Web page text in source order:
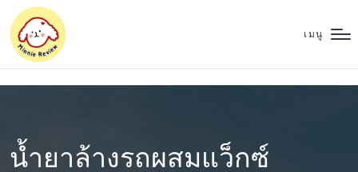
เมนู
น้ำยาล้างรถผสมแว็กซ์